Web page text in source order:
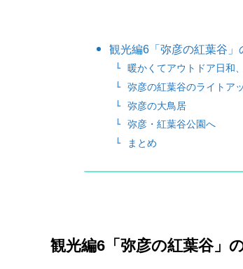
観光編6「弥彦の紅葉谷」
暖かくてアウトドア日和
弥彦の紅葉谷のライトア
弥彦の大鳥居
弥彦・紅葉谷公園へ
まとめ
観光編6「弥彦の紅葉谷」